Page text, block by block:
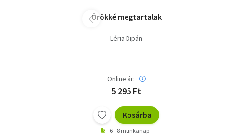
Örökké megtartalak
Léria Dipán
Online ár:
5 295 Ft
Kosárba
6 - 8 munkanap